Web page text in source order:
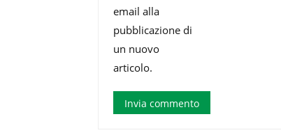
email alla
pubblicazione di
un nuovo
articolo.